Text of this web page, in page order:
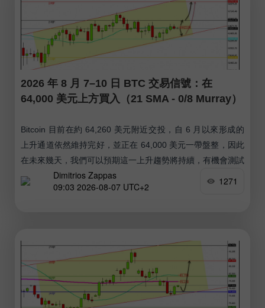
2026 年 8 月 7–10 日 BTC 交易信號：在
64,000 美元上方買入（21 SMA - 0/8 Murray）
Bitcoin 目前在約 64,260 美元附近交投，自 6 月以來形成的
上升通道依然維持完好，並正在 64,000 美元一帶盤整，因此
在未來幾天，我們可以預期這一上升趨勢將持續，有機會測試
上升通道的上軌，約在 69,000 美元附近。 如果 Bitcoin 在接
下來幾個小時回落至上升通道下軌附近、約 63,400 美元一
Dimitrios Zappas
09:03 2026-08-07 UTC+2
1271